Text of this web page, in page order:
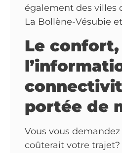
également des villes
La Bollène-Vésubie
Le confort,
portée de
Vous vous
coûterait votre